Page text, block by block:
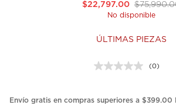
$22,797.00
No disponible
ÚLTIMAS PIEZAS
Sin
en
(0)
Envío gratis en compras superiores a $399.00